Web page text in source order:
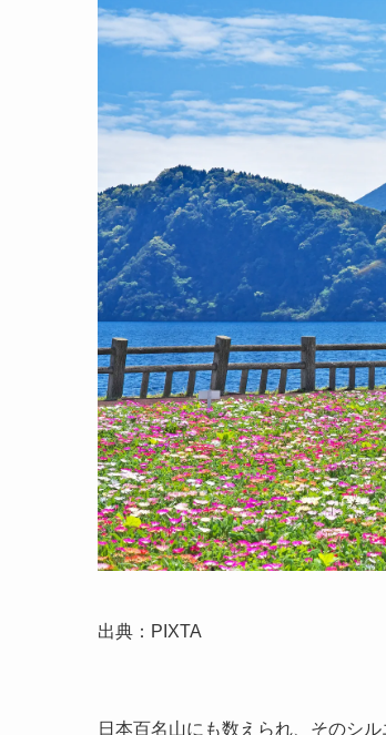
出典：PIXTA
日本百名山にも数えられ、そのシ